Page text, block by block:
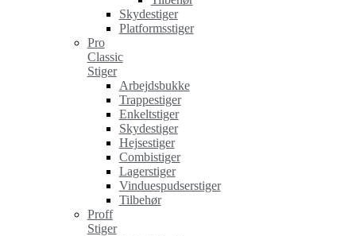
Skydestiger
Platformsstiger
Pro
Classic
Stiger
Arbejdsbukke
Trappestiger
Enkeltstiger
Skydestiger
Hejsestiger
Combistiger
Lagerstiger
Vinduespudserstiger
Tilbehør
Proff
Stiger